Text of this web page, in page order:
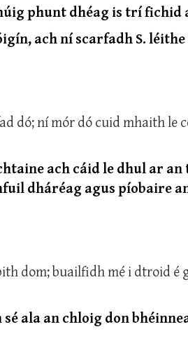
phunt dhéag is trí fichid
ach ní scarfadh S.
dó; ní mór dó cuid mhaith le
ach cáid le dhul ar an
dháréag agus píobaire
dom; buailfidh mé i dtroid é
ala an chloig don